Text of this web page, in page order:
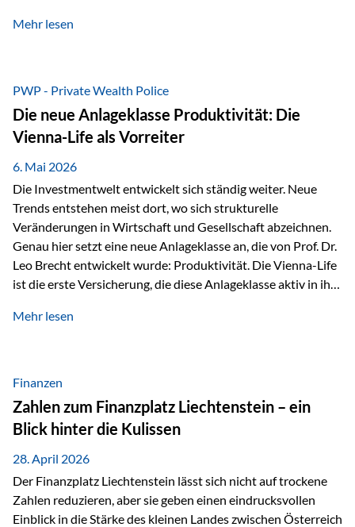
Höchstleistungen für einen guten Zweck zu erbringen. Mit
Mäder gesammelt werden konnten. Die anspruchsvolle
Strecke mit rund 4,8 Kilometern und 680 Höhenmetern
stellte die Teilnehmerinnen und Teilnehmer vor eine
sportliche Herausforderung. Doch…
Mehr lesen
PWP - Private Wealth Police
Die neue Anlageklasse Produktivität: Die
Vienna-Life als Vorreiter
6. Mai 2026
Die Investmentwelt entwickelt sich ständig weiter. Neue
Trends entstehen meist dort, wo sich strukturelle
Veränderungen in Wirtschaft und Gesellschaft abzeichnen.
Genau hier setzt eine neue Anlageklasse an, die von Prof. Dr.
Leo Brecht entwickelt wurde: Produktivität. Die Vienna-Life
ist die erste Versicherung, die diese Anlageklasse aktiv in ihre
Vorreiter. Warum auf das Thema Produktivität setzen? Die
Wirtschaftswachstum, verändern die Spielregeln für
Investoren. Produktivität adressiert genau diese
Herausforderungen, da wirtschaftliches Wachstum
langfristig durch Produktivitätssteigerung entsteht, also
durch die Fähigkeit von Unternehmen, mehr…
Mehr lesen
Finanzen
Zahlen zum Finanzplatz Liechtenstein – ein
Blick hinter die Kulissen
28. April 2026
Der Finanzplatz Liechtenstein lässt sich nicht auf trockene
Zahlen reduzieren, aber sie geben einen eindrucksvollen
Einblick in die Stärke des kleinen Landes zwischen Österreich